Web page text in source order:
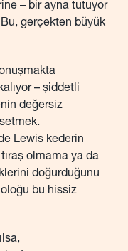
– bir ayna tutuyor
gerçekten büyük
– şiddetli
değersiz
Lewis kederin
olmama ya da
doğurduğunu
bu hissiz